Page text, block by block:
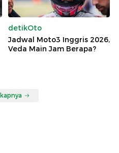
detikOto
Jadwal Moto3 Inggris 2026,
Veda Main Jam Berapa?